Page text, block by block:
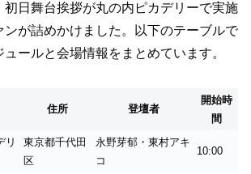
初日舞台挨拶が丸の内ピカデリーで実施
ンが詰めかけました。以下のテーブルで
ールと会場情報をまとめています。
住所 登壇者
開始時
間
リ
東京都千代田
区
永野芽郁・東村アキ
コ
10:00